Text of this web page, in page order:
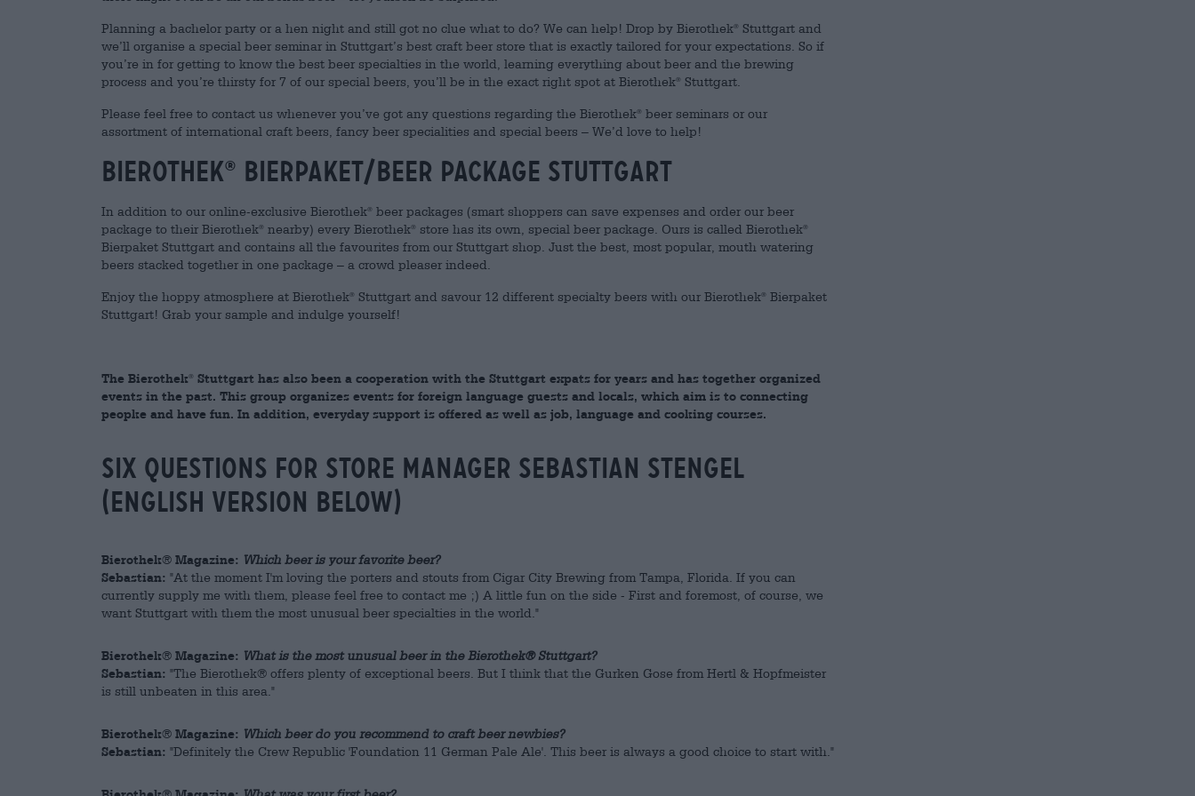
Planning a bachelor party or a hen night and still got no clue what to do? We can help! Drop by Bierothek®
Stuttgart and
we’ll organise a special beer seminar in Stuttgart’s best craft beer store that is exactly tailored for your expectations. So if
you’re in for getting to know the best beer specialties in the world, learning everything about beer and the brewing
process and you’re thirsty for 7 of our special beers, you’ll be in the exact right spot at Bierothek® Stuttgart.
Please feel free to contact us whenever you’ve got any questions regarding the Bierothek®
beer seminars or our
assortment of international craft beers, fancy beer specialities and special beers – We’d love to help!
Bierothek® Bierpaket/beer package Stuttgart
In addition to our online-exclusive Bierothek®
beer packages (smart shoppers can save expenses and order our beer
package to their Bierothek® nearby) every Bierothek® store has its own, special beer package. Ours is called Bierothek®
Bierpaket Stuttgart and contains all the favourites from our Stuttgart shop. Just the best, most popular, mouth watering
beers stacked together in one package – a crowd pleaser indeed.
Enjoy the hoppy atmosphere at Bierothek® Stuttgart and savour 12 different specialty beers with our Bierothek®
Bierpaket
Stuttgart! Grab your sample and indulge yourself!
The Bierothek ® Stuttgart has also been a cooperation with the Stuttgart expats for years and has together organized
events in the past. This group organizes events for foreign language guests and locals, which aim is to connecting
peopke and have fun. In addition, everyday support is offered as well as job, language and cooking courses.
Six questions for store manager Sebastian Stengel
(ENGLISH VERSION BELOW)
Bierothek® Magazine: Which beer is your favorite beer?
Sebastian: "At the moment I'm loving the porters and stouts from Cigar City Brewing from Tampa, Florida. If you can
currently supply me with them, please feel free to contact me ;) A little fun on the side - First and foremost, of course, we
want Stuttgart with them the most unusual beer specialties in the world."
Bierothek® Magazine: What is the most unusual beer in the Bierothek® Stuttgart?
Sebastian: "The Bierothek® offers plenty of exceptional beers. But I think that the Gurken Gose from Hertl & Hopfmeister
is still unbeaten in this area."
Bierothek® Magazine: Which beer do you recommend to craft beer newbies?
Sebastian: "Definitely the Crew Republic 'Foundation 11 German Pale Ale'. This beer is always a good choice to start with."